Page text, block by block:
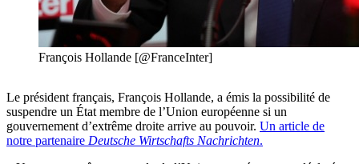
François Hollande [@FranceInter]
Le président français, François Hollande, a émis la possibilité de
suspendre un État membre de l’Union européenne si un
gouvernement d’extrême droite arrive au pouvoir. Un article de
notre partenaire Deutsche Wirtschafts Nachrichten.